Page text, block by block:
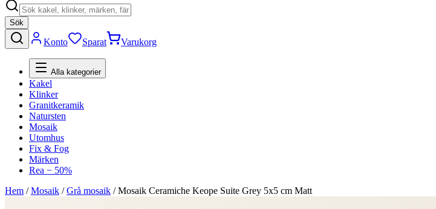
Sök
Konto Sparat Varukorg
Alla kategorier
Kakel
Klinker
Granitkeramik
Natursten
Mosaik
Utomhus
Fix & Fog
Märken
Rea − 50%
Hem /Mosaik /Grå mosaik /Mosaik Ceramiche Keope Suite Grey 5x5 cm Matt